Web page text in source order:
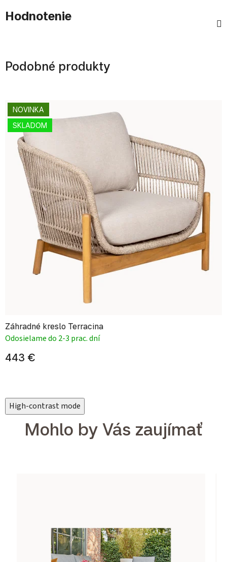
Hodnotenie
Podobné produkty
NOVINKA
SKLADOM
Záhradné kreslo Terracina
Odosielame do 2-3 prac. dní
443 €
High-contrast mode
Mohlo by Vás zaujímať